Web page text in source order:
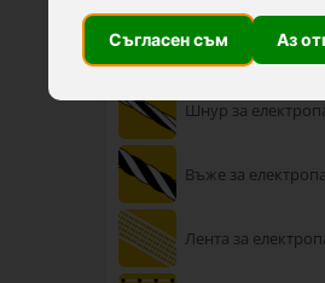
Съгласен съм Аз
Електропастир със
соларен панел
Шнур за
Въже за
Лента за